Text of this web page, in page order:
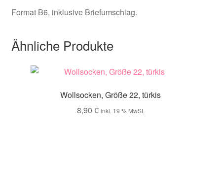
Format B6, inklusive Briefumschlag.
Ähnliche Produkte
Wollsocken, Größe 22, türkis
8,90 € inkl. 19 % MwSt.